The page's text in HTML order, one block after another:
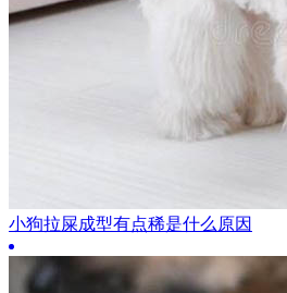
小狗拉屎成型有点稀是什么原因